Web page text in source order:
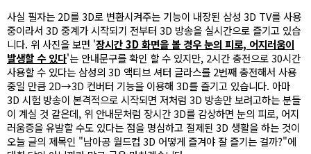
사실 필자는 2D를 3D로 변환시켜주는 기능이 내장된 삼성 3D TV를 사용
중이라서 3D 중계가 시작되기 전부터 3D 방송을 실시간으로 즐기고 있습
니다. 위 사진을 보면 '장시간 3D 화면을 볼 경우 눈의 피로, 어지러움이
발생할 수 있다'는 안내문구를 확인 할 수 있지만, 2시간 충전으로 30시간
사용할 수 있다는 삼성의 3D 액티브 셔터 글라스를 2번째 충전해서 사용
중일 만큼 2D→3D 컨버터 기능을 이용해 3D를 즐기고 있습니다. 아마
3D 시험 방송이 본격적으로 시작되면 저처럼 3D 방송만 보려고하는 분들
이 계실 것 같은데, 위 안내문처럼 장시간 3D를 감상하면 눈의 피로, 어지
러움증을 유발할 수도 있다는 점을 명심하고 절제된 3D 생활을 하는 것이
오늘 글의 제목인 "남아공 월드컵 3D 어떻게 즐겨야 잘 즐기는 걸까?"에